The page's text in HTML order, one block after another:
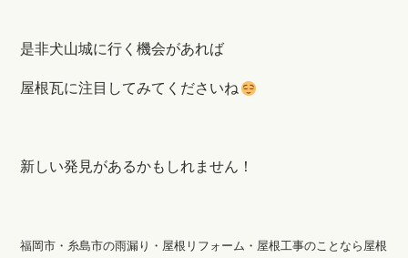
是非犬山城に行く機会があれば
屋根瓦に注目してみてくださいね
新しい発見があるかもしれません！
福岡市・糸島市の雨漏り・屋根リフォーム・屋根工事のことなら屋根